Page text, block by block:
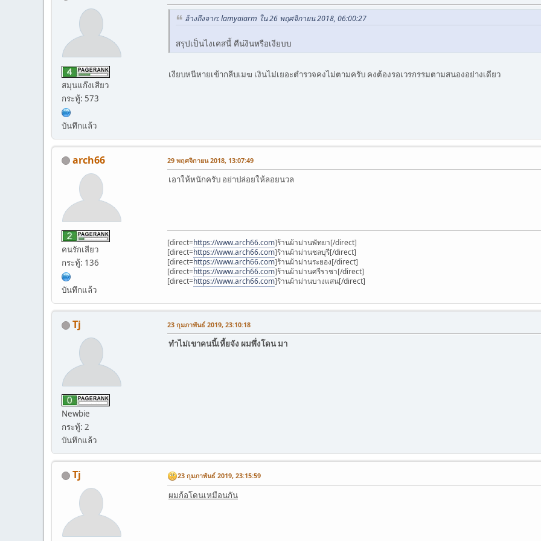
สมุนแก๊งเสียว
กระทู้: 573
บันทึกแล้ว
อ้างถึงจาก: lamyaiarm ใน 26 พฤศจิกายน 2018, 06:00:27
สรุปเป็นไงเคสนี้ คืน่งินหรือเงียบบ
เงียบหนีหายเข้ากลีบเมฆ เงินไม่เยอะตำรวจคงไม่ตามครับ คงต้องรอเวรกรรมตามสนองอย่างเดียว
arch66
คนรักเสียว
กระทู้: 136
บันทึกแล้ว
29 พฤศจิกายน 2018, 13:07:49
เอาให้หนักครับ อย่าปล่อยให้ลอยนวล
[direct=https://www.arch66.com]ร้านผ้าม่านพัทยา[/direct]
[direct=https://www.arch66.com]ร้านผ้าม่านชลบุรี[/direct]
[direct=https://www.arch66.com]ร้านผ้าม่านระยอง[/direct]
[direct=https://www.arch66.com]ร้านผ้าม่านศรีราชา[/direct]
[direct=https://www.arch66.com]ร้านผ้าม่านบางแสน[/direct]
Tj
Newbie
กระทู้: 2
บันทึกแล้ว
23 กุมภาพันธ์ 2019, 23:10:18
ทำไม่เขาคนนี้เหี้ยจัง ผมพึ่งโดน มา
Tj 23 กุมภาพันธ์ 2019, 23:15:59
ผมก้อโดนเหมือนกัน